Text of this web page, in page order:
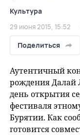
Культура
29 июня 2015, 15:52
Поделиться
Аутентичный
рождения Далай
день открытия
фестиваля
Бурятии. Как
готовится